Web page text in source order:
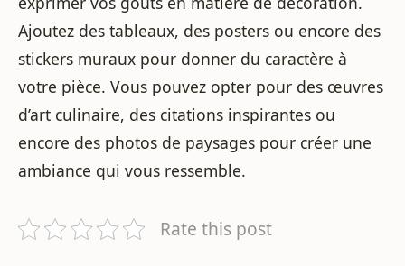
Ajoutez des tableaux, des posters ou encore des
stickers muraux pour donner du caractère à
votre pièce. Vous pouvez opter pour des œuvres
d’art culinaire, des citations inspirantes ou
encore des photos de paysages pour créer une
ambiance qui vous ressemble.
Rate this post